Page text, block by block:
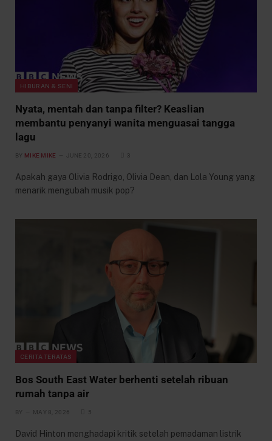
HIBURAN & SENI
Nyata, mentah dan tanpa filter? Keaslian
membantu penyanyi wanita menguasai tangga
lagu
BY MIKE MIKE JUNE 20, 2026 3
Apakah gaya Olivia Rodrigo, Olivia Dean, dan Lola Young yang
menarik mengubah musik pop?
CERITA TERATAS
Bos South East Water berhenti setelah ribuan
rumah tanpa air
BY MAY 8, 2026 5
David Hinton menghadapi kritik setelah pemadaman listrik